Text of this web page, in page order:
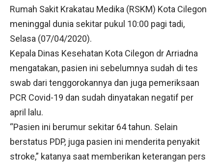
Rumah Sakit Krakatau Medika (RSKM) Kota Cilegon
meninggal dunia sekitar pukul 10:00 pagi tadi,
Selasa (07/04/2020).
Kepala Dinas Kesehatan Kota Cilegon dr Arriadna
mengatakan, pasien ini sebelumnya sudah di tes
swab dari tenggorokannya dan juga pemeriksaan
PCR Covid-19 dan sudah dinyatakan negatif per
april lalu.
“Pasien ini berumur sekitar 64 tahun. Selain
berstatus PDP, juga pasien ini menderita penyakit
stroke,” katanya saat memberikan keterangan pers